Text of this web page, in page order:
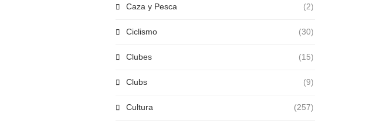
Caza y Pesca (2)
Ciclismo (30)
Clubes (15)
Clubs (9)
Cultura (257)